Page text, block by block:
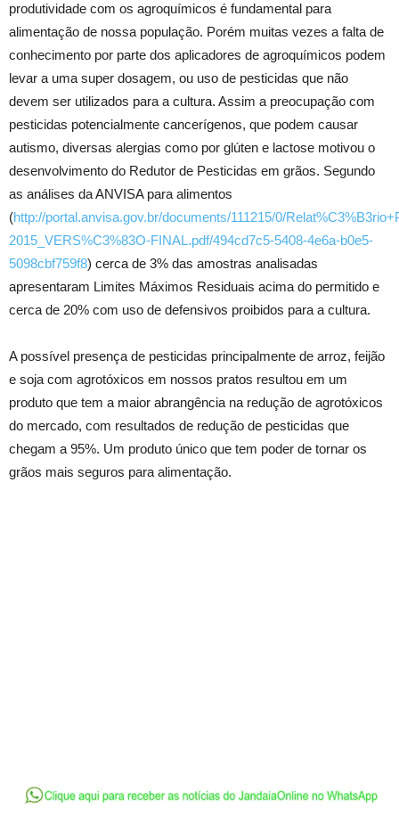
produtividade com os agroquímicos é fundamental para
alimentação de nossa população. Porém muitas vezes a falta de
conhecimento por parte dos aplicadores de agroquímicos podem
levar a uma super dosagem, ou uso de pesticidas que não
devem ser utilizados para a cultura. Assim a preocupação com
pesticidas potencialmente cancerígenos, que podem causar
autismo, diversas alergias como por glúten e lactose motivou o
desenvolvimento do Redutor de Pesticidas em grãos. Segundo
as análises da ANVISA para alimentos
(http://portal.anvisa.gov.br/documents/111215/0/
2015_VERS%C3%83O-FINAL.pdf/494cd7c5-5408-4e6a-b0e5-
5098cbf759f8) cerca de 3% das amostras analisadas
apresentaram Limites Máximos Residuais acima do permitido e
cerca de 20% com uso de defensivos proibidos para a cultura.
A possível presença de pesticidas principalmente de arroz, feijão
e soja com agrotóxicos em nossos pratos resultou em um
produto que tem a maior abrangência na redução de agrotóxicos
do mercado, com resultados de redução de pesticidas que
chegam a 95%. Um produto único que tem poder de tornar os
grãos mais seguros para alimentação.